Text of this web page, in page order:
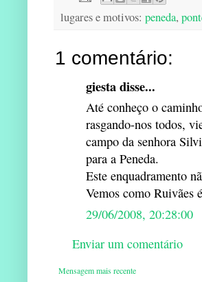
lugares e motivos: peneda,
1 comentário:
giesta disse...
Até conheço o
rasgando-nos todos,
campo da senhora
para a Peneda.
Este enquadramento
Vemos como Ruivães
29/06/2008, 20:28:00
Enviar um comentário
Mensagem mais recente